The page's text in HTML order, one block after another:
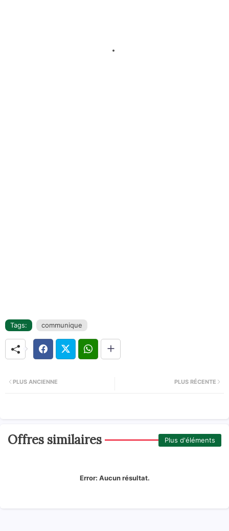
Tags: communique
PLUS RÉCENTE
PLUS ANCIENNE
Offres similaires Plus d'éléments
Error: Aucun résultat.